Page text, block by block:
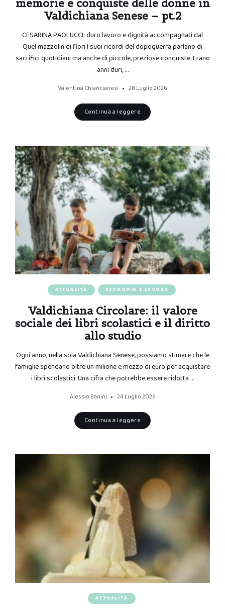
memorie e conquiste delle donne in
Valdichiana Senese – pt.2
CESARINA PAOLUCCI: duro lavoro e dignità accompagnati dal
Quel mazzolin di fiori I suoi ricordi del dopoguerra parlano di
sacrifici quotidiani ma anche di piccole, preziose conquiste. Erano
anni duri, …
Valentina Chiancianesi 28 Luglio 2026
Continua a leggere
ATTUALITÀ ECONOMIA E LAVORO
Valdichiana Circolare: il valore
sociale dei libri scolastici e il diritto
allo studio
Ogni anno, nella sola Valdichiana Senese, possiamo stimare che le
famiglie spendano oltre un milione e mezzo di euro per acquistare
i libri scolastici. Una cifra che potrebbe essere ridotta …
Alessio Banini 24 Luglio 2026
Continua a leggere
ATTUALITÀ